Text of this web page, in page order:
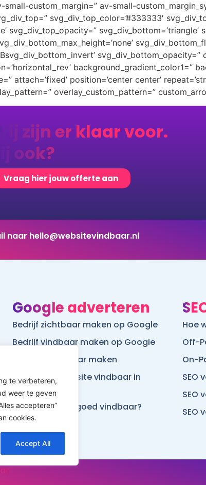
te verbeteren,
weer te geven
accepteren”
cookies.
Accept All
small-custom_margin=” av-small-
svg_div_top_color=’#333333′
svg_div_top_opacity=”
svg_div_bottom_opacity=”
background_gradient_color1=”
attach=’fixed’ position=’center center’
overlay_custom_pattern=”
zijn er klaar voor.
Jij ook?
Vraag hier jouw offerte aan
naar hello@websitevindbaar.nl
Google adverteren
Bedrijf zichtbaar maken op Google
Bedrijf vindbaar maken op Google
Website vindbaar maken
WordPress website vindbaar in
Google
Is mijn website goed vindbaar?
Hoe
Off-
On-
SEO
SEO
SEO